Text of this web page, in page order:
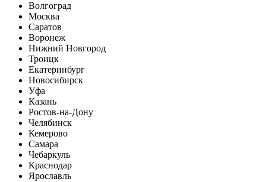
Волгоград
Москва
Саратов
Воронеж
Нижний Новгород
Троицк
Екатеринбург
Новосибирск
Уфа
Казань
Ростов-на-Дону
Челябинск
Кемерово
Самара
Чебаркуль
Краснодар
Ярославль